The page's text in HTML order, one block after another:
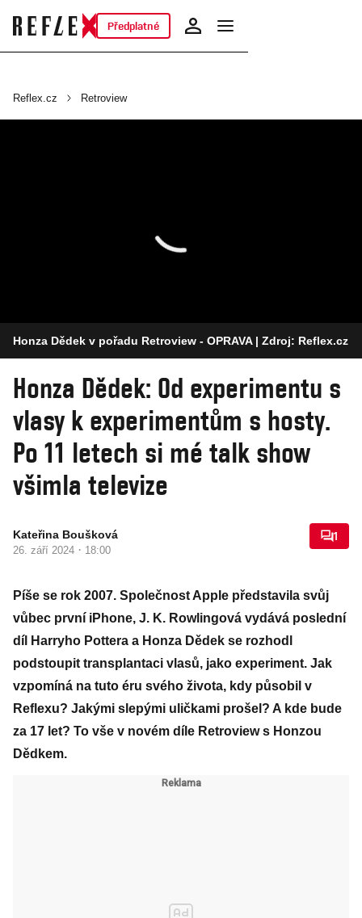
Předplatné
Reflex.cz Retroview
Honza Dědek v pořadu Retroview - OPRAVA | Zdroj: Reflex.cz
Honza Dědek: Od experimentu s
vlasy k experimentům s hosty.
Po 11 letech si mé talk show
všimla televize
Kateřina Boušková
26. září 2024 · 18:00
1
Píše se rok 2007. Společnost Apple představila svůj
vůbec první iPhone, J. K. Rowlingová vydává poslední
díl Harryho Pottera a Honza Dědek se rozhodl
podstoupit transplantaci vlasů, jako experiment. Jak
vzpomíná na tuto éru svého života, kdy působil v
Reflexu? Jakými slepými uličkami prošel? A kde bude
za 17 let? To vše v novém díle Retroview s Honzou
Dědkem.